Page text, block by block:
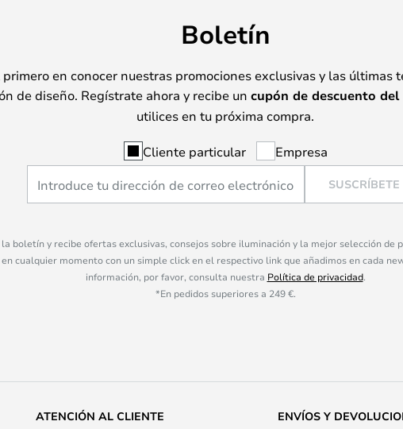
Boletín
primero en conocer nuestras promociones exclusivas y las últimas
de diseño. Regístrate ahora y recibe un cupón de descuento del
utilices en tu próxima compra.
Cliente particular Empresa
SUSCRÍBETE
boletín y recibe ofertas exclusivas, consejos sobre iluminación y la mejor selección de
cualquier momento con un simple click en el respectivo link que añadimos en cada
información, por favor, consulta nuestra Política de privacidad.
*En pedidos superiores a 249 €.
ATENCIÓN AL CLIENTE ENVÍOS Y